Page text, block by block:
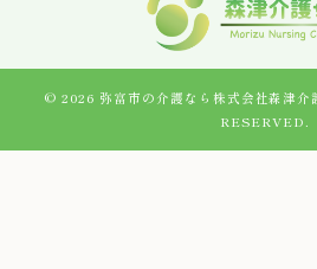
© 2026 弥富市の介護なら株式会社森津
RESERVED.